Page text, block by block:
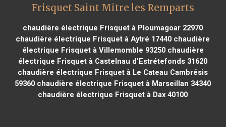
Frisquet Saint Mitre les Remparts
chaudière électrique Frisquet à Ploumagoar 22970
chaudière électrique Frisquet à Aytré 17440 chaudière
électrique Frisquet à Villemomble 93250chaudière
électrique Frisquet à Castelnau d'Estrétefonds 31620
chaudière électrique Frisquet à Le Cateau Cambrésis
59360 chaudière électrique Frisquet à Marseillan 34340
chaudière électrique Frisquet à Dax 40100